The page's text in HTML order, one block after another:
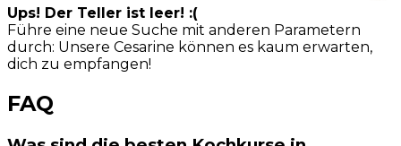
Ups! Der Teller ist leer! :(
Führe eine neue Suche mit anderen Parametern
durch: Unsere Cesarine können es kaum erwarten,
dich zu empfangen!
FAQ